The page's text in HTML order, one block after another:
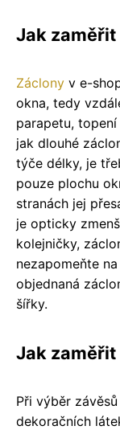
Jak
Záclony v e-
okna, tedy
parapetu,
jak dlouhé
týče délky, je
pouze plochu
stranách jej
je opticky
kolejničky,
nezapomeňte
objednaná
šířky.
Jak
Při výběr
dekoračních